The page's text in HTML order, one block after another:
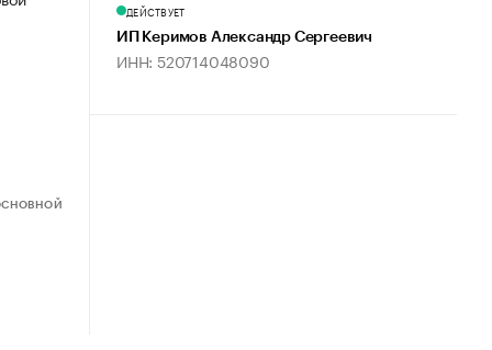
ДЕЙСТВУЕТ
ИП Керимов Александр Сергеевич
ИНН: 520714048090